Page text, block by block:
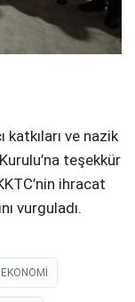
ve nazik
teşekkür
ihracat
vurguladı.